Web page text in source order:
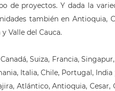
de proyectos. Y dada la
también en Antioquia,
Valle del Cauca.
Suiza, Francia,
Italia, Chile, Portugal,
Atlántico, Antioquia, Cesar,